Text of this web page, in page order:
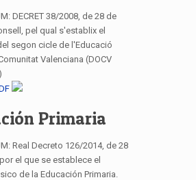
DECRET 38/2008, de 28 de
pel qual s'establix el
segon cicle de l'Educació
Valenciana (DOCV
Primaria
Real Decreto 126/2014, de 28
el que se establece el
de la Educación Primaria.